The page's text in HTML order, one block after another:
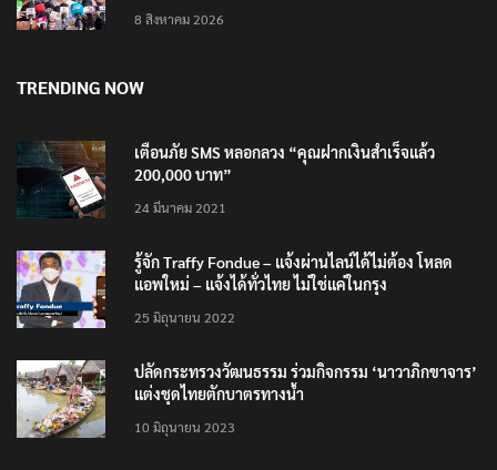
8 สิงหาคม 2026
TRENDING NOW
เตือนภัย SMS หลอกลวง “คุณฝากเงินสำเร็จแล้ว
200,000 บาท”
24 มีนาคม 2021
รู้จัก Traffy Fondue – แจ้งผ่านไลน์ได้ไม่ต้อง โหลด
แอพใหม่ – แจ้งได้ทั่วไทย ไม่ใช่แค่ในกรุง
25 มิถุนายน 2022
ปลัดกระทรวงวัฒนธรรม ร่วมกิจกรรม ‘นาวาภิกขาจาร’
แต่งชุดไทยตักบาตรทางน้ำ
10 มิถุนายน 2023